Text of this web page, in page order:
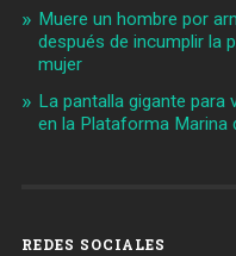
Muere un hombre por
después de incumplir la
mujer
La pantalla gigante para
en la Plataforma Marina
REDES SOCIALES